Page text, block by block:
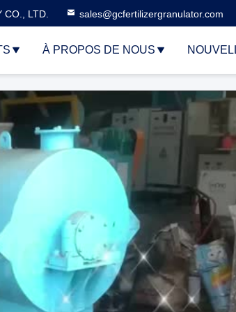
CO., LTD. sales@gcfertilizergranulator.com
À PROPOS DE NOUS